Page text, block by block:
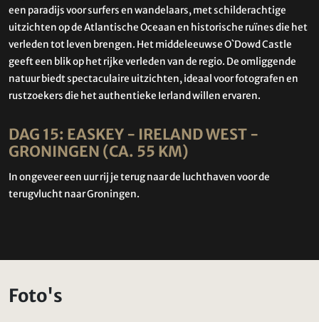
een paradijs voor surfers en wandelaars, met schilderachtige
uitzichten op de Atlantische Oceaan en historische ruïnes die het
verleden tot leven brengen. Het middeleeuwse O`Dowd Castle
geeft een blik op het rijke verleden van de regio. De omliggende
natuur biedt spectaculaire uitzichten, ideaal voor fotografen en
rustzoekers die het authentieke Ierland willen ervaren.
DAG 15: EASKEY - IRELAND WEST -
GRONINGEN (CA. 55 KM)
In ongeveer een uur rij je terug naar de luchthaven voor de
terugvlucht naar Groningen.
Foto's